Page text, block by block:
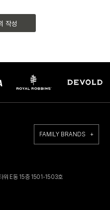
작성
FAMILY BRANDS +
워 E동 15층 1501-1503호